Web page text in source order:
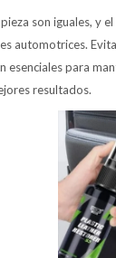
son iguales, y
automotrices.
esenciales para
resultados.